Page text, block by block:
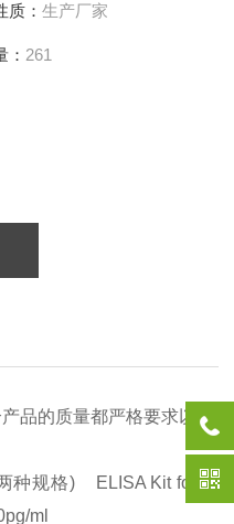
质： 生产厂家
： 261
品的质量都严格要求以
种规格) ELISA Kit for
ml